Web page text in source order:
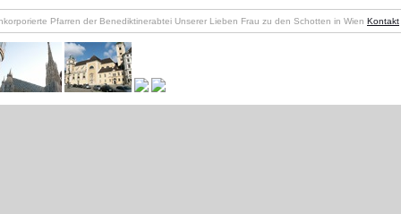
Pfarren der Benediktinerabtei Unserer Lieben Frau zu den Schotten in Wien Kontakt